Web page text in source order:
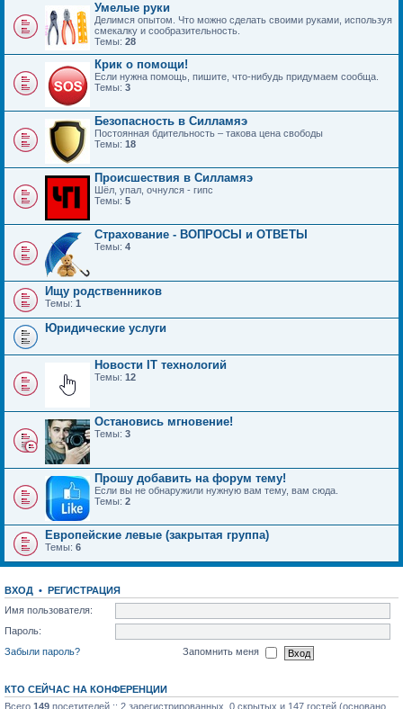
Умелые руки
Делимся опытом. Что можно сделать своими руками, используя
смекалку и сообразительность.
Темы: 28
Крик о помощи!
Если нужна помощь, пишите, что-нибудь придумаем сообща.
Темы: 3
Безопасность в Силламяэ
Постоянная бдительность – такова цена свободы
Темы: 18
Происшествия в Силламяэ
Шёл, упал, очнулся - гипс
Темы: 5
Страхование - ВОПРОСЫ и ОТВЕТЫ
Темы: 4
Ищу родственников
Темы: 1
Юридические услуги
Новости IT технологий
Темы: 12
Остановись мгновение!
Темы: 3
Прошу добавить на форум тему!
Если вы не обнаружили нужную вам тему, вам сюда.
Темы: 2
Европейские левые (закрытая группа)
Темы: 6
ВХОД • РЕГИСТРАЦИЯ
Имя пользователя:
Пароль:
Забыли пароль?
Запомнить меня
КТО СЕЙЧАС НА КОНФЕРЕНЦИИ
Всего 149 посетителей :: 2 зарегистрированных, 0 скрытых и 147 гостей (основано